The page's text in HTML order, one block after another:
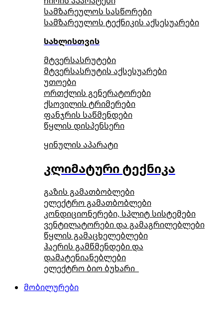
სამზარეულოს სასწორები
სამზარეულოს ტექნიკის აქსესუარები
სახლისთვის
მტვერსასრუტები
მტვერსასრუტის აქსესუარები
უთოები
ორთქლის გენერატორები
ქსოვილის ტრიმერები
ფანჯრის საწმენდები
წყლის დისპენსერი
ყინულის აპარატი
კლიმატური ტექნიკა
გაზის გამათბობლები
ელექტრო გამათბობლები
კონდიციონერები, სპლიტ სისტემები
ვენტილატორები და გამაგრილებლები
წყლის გამაცხელებლები
ჰაერის გამწმენდები და
დამატენიანებლები
ელექტრო ბიო ბუხარი
მობილურები